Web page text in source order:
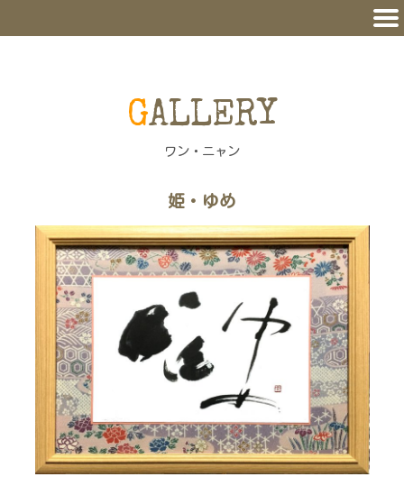
GALLERY
ワン・ニャン
姫・ゆめ